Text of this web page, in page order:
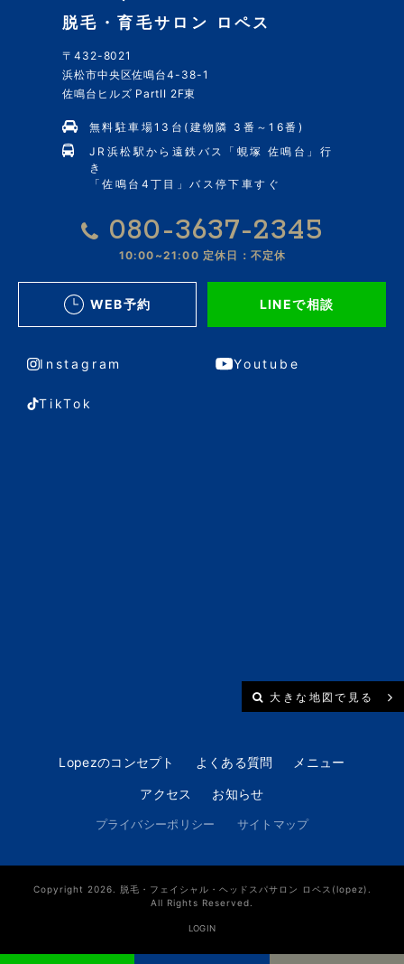
脱毛・育毛サロン ロペス
〒432-8021
浜松市中央区佐鳴台4-38-1
佐鳴台ヒルズ PartII 2F東
無料駐車場13台(建物隣 3番～16番)
JR浜松駅から遠鉄バス「蜆塚 佐鳴台」行
き
「佐鳴台4丁目」バス停下車すぐ
080-3637-2345
10:00~21:00 定休日：不定休
WEB予約 LINEで相談
Instagram Youtube
TikTok
大きな地図で見る
Lopezのコンセプト よくある質問 メニュー
アクセス お知らせ
プライバシーポリシー サイトマップ
Copyright 2026. 脱毛・フェイシャル・ヘッドスパサロン ロペス(lopez).
All Rights Reserved.
LOGIN